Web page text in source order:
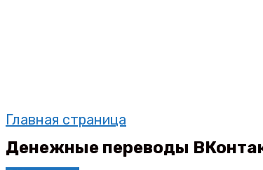
Главная страница
Денежные переводы